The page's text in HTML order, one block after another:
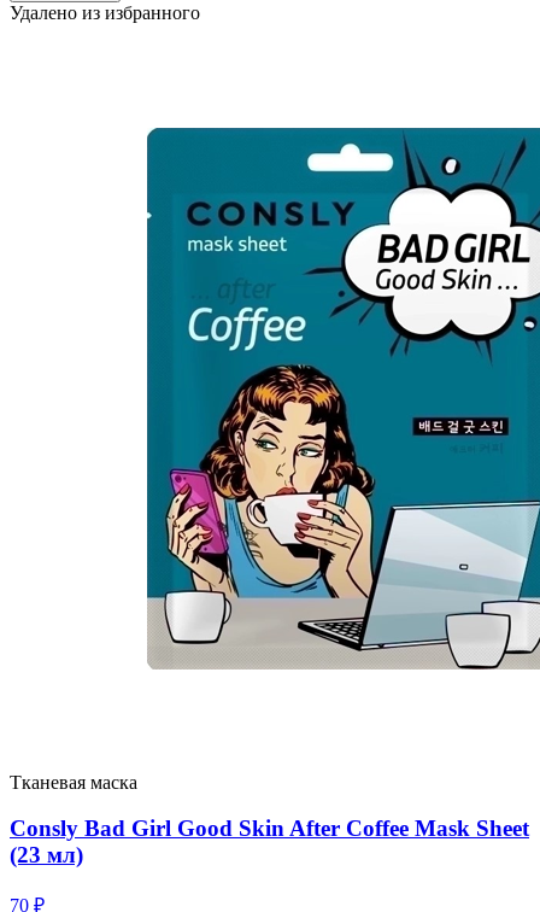
Удалено из избранного
Тканевая маска
Consly Bad Girl Good Skin After Coffee Mask Sheet
(23 мл)
70 ₽